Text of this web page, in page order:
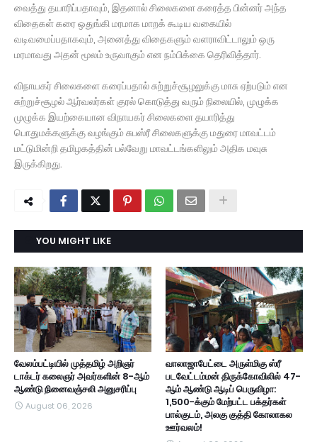
வைத்து தயாரிப்பதாவும், இதனால் சிலைகளை கரைத்த பின்னர் அந்த
விதைகள் கரை ஒதுங்கி மரமாக மாறக் கூடிய வகையில்
வடிவமைப்பதாகவும், அனைத்து விதைகளும் வளராவிட்டாலும் ஒரு
மரமாவது அதன் மூலம் உருவாகும் என நம்பிக்கை தெரிவித்தார்.
விநாயகர் சிலைகளை கரைப்பதால் சுற்றுச்சூழலுக்கு மாசு ஏற்படும் என
சுற்றுச்சூழல் ஆர்வலர்கள் குரல் கொடுத்து வரும் நிலையில், முழுக்க
முழுக்க இயற்கையான விநாயகர் சிலைகளை தயாரித்து
பொதுமக்களுக்கு வழங்கும் சுபஸ்ரீ சிலைகளுக்கு மதுரை மாவட்டம்
மட்டுமின்றி தமிழகத்தின் பல்வேறு மாவட்டங்களிலும் அதிக மவுசு
இருக்கிறது.
YOU MIGHT LIKE
வேலம்பட்டியில் முத்தமிழ் அறிஞர்
டாக்டர் கலைஞர் அவர்களின் 8-ஆம்
ஆண்டு நினைவஞ்சலி அனுசரிப்பு
August 06, 2026
வாலாஜாபேட்டை அருள்மிகு ஸ்ரீ
படவேட்டம்மன் திருக்கோவிலில் 47-
ஆம் ஆண்டு ஆடிப் பெருவிழா:
1,500-க்கும் மேற்பட்ட பக்தர்கள்
பால்குடம், அலகு குத்தி கோலாகல
ஊர்வலம்!